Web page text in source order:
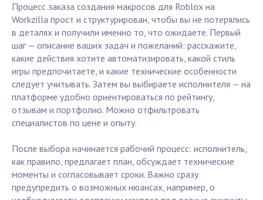
Процесс заказа создания макросов для Roblox на
Workzilla прост и структурирован, чтобы вы не потерялись
в деталях и получили именно то, что ожидаете. Первый
шаг — описание ваших задач и пожеланий: расскажите,
какие действия хотите автоматизировать, какой стиль
игры предпочитаете, и какие технические особенности
следует учитывать. Затем вы выбираете исполнителя — на
платформе удобно ориентироваться по рейтингу,
отзывам и портфолио. Можно отфильтровать
специалистов по цене и опыту.
После выбора начинается рабочий процесс: исполнитель,
как правило, предлагает план, обсуждает технические
моменты и согласовывает сроки. Важно сразу
предупредить о возможных нюансах, например, о